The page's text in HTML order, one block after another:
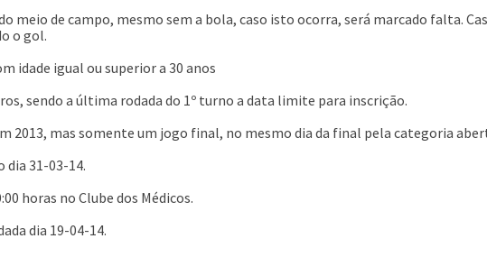
meio de campo, mesmo sem a bola, caso isto ocorra, será marcado falta.
o gol.
idade igual ou superior a 30 anos
sendo a última rodada do 1º turno a data limite para inscrição.
2013, mas somente um jogo final, no mesmo dia da final pela categoria
dia 31-03-14.
horas no Clube dos Médicos.
dia 19-04-14.